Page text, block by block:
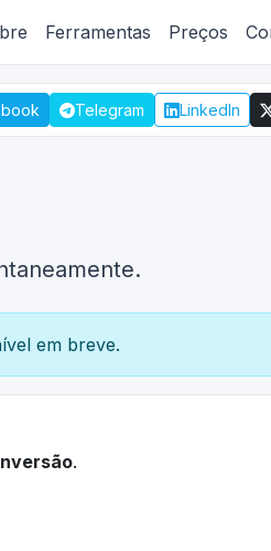
Ferramentas Preços
Telegram LinkedIn
em breve.
.